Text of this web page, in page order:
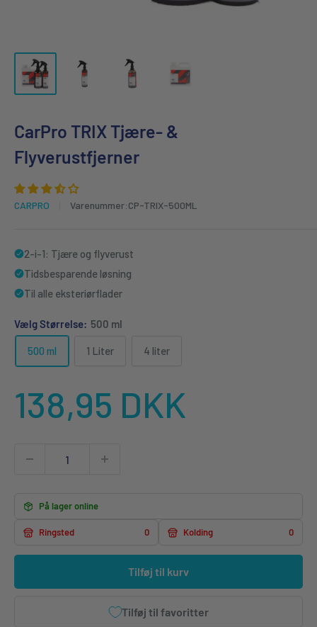
CarPro TRIX Tjære- &
Flyverustfjerner
CARPRO Varenummer:CP-TRIX-500ML
2-i-1: Tjære og flyverust
Tidsbesparende løsning
Til alle eksteriørflader
Vælg Størrelse: 500 ml
500 ml 1 Liter 4 liter
Udsalgspris
138,95 DKK
På lager online
Ringsted 0 Kolding 0
Tilføj til kurv
Tilføj til favoritter